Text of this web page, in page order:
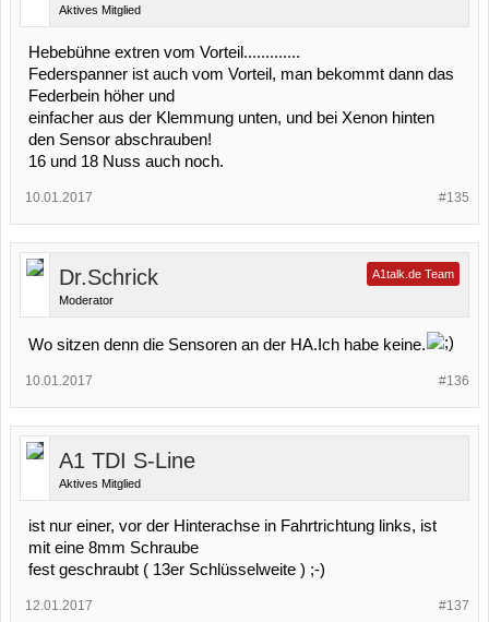
Aktives Mitglied
Hebebühne extren vom Vorteil.............
Federspanner ist auch vom Vorteil, man bekommt dann das
Federbein höher und
einfacher aus der Klemmung unten, und bei Xenon hinten
den Sensor abschrauben!
16 und 18 Nuss auch noch.
#135
10.01.2017
Dr.Schrick
Moderator
A1talk.de Team
Wo sitzen denn die Sensoren an der HA.Ich habe keine.
#136
10.01.2017
A1 TDI S-Line
Aktives Mitglied
ist nur einer, vor der Hinterachse in Fahrtrichtung links, ist
mit eine 8mm Schraube
fest geschraubt ( 13er Schlüsselweite ) ;-)
#137
12.01.2017